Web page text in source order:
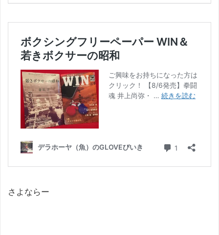
さよならー